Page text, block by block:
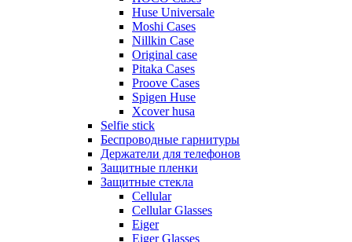
Huse Universale
Moshi Cases
Nillkin Case
Original case
Pitaka Cases
Proove Cases
Spigen Huse
Xcover husa
Selfie stick
Беспроводные гарнитуры
Держатели для телефонов
Защитные пленки
Защитные стекла
Cellular
Cellular Glasses
Eiger
Eiger Glasses